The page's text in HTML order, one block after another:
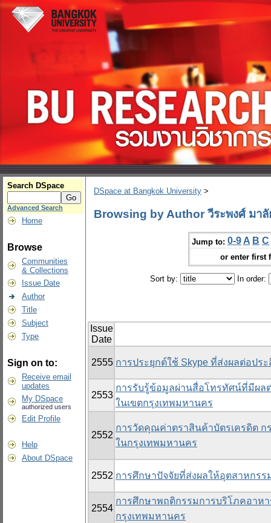
Search DSpace
Advanced Search
Home
Browse
Communities
& Collections
Issue Date
Author
Title
Subject
Type
Sign on to:
Receive email
updates
My DSpace
authorized users
Edit Profile
Help
About DSpace
DSpace at Bangkok University >
Browsing by Author วีระพงศ์ มาลั
Jump to: 0-9 A B C
or enter first
Sort by: In order:
Issue
Date
2555 การประยุกต์ใช้ Skype ที่ส่งผลต่อปร
2553
การรับรู้ข้อมูลผ่านสื่อโทรทัศน์ที่มีผล
ในเขตกรุงเทพมหานคร
2552
การวัดคุณค่าตราสินค้าบัตรเครดิต
ในกรุงเทพมหานคร
2552 การศึกษาปัจจัยที่ส่งผลให้อุตสาหกรร
2554
การศึกษาพฤติกรรมการบริโภคอาห
กรุงเทพมหานคร